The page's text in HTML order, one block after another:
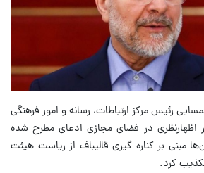
رئیس مرکز ارتباطات، رسانه و امور فرهنگی
در فضای مجازی ادعای مطرح شده
مبنی بر کناره گیری قالیباف از ریاست هیئت
کرد.